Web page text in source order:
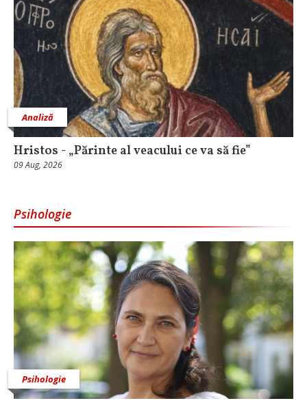
Analiză
Hristos - „Părinte al veacului ce va să fie”
09 Aug, 2026
Psihologie
Psihologie